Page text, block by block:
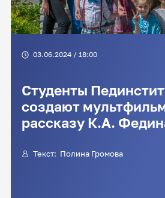
03.06.2024 / 18:00
Студенты
создают
рассказу К.А.
Текст: Полина Громова